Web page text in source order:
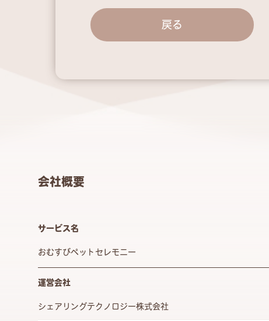
戻る
会社概要
サービス名
おむすびペットセレモニー
運営会社
シェアリングテクノロジー株式会社